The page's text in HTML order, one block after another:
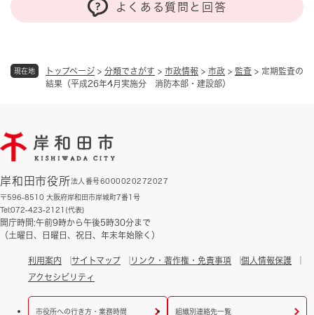
現在地 トップページ > 分類でさがす > 市政情報 > 市政 > 監査 > 定期監査の
結果（平成26年4月実施分 消防本部・建設部）
よくある質問と回答
岸和田市役所法人番号6000020272027
〒596-8510 大阪府岸和田市岸城町7番1号
Tel:072-423-2121(代表)
開庁時間:午前9時から午後5時30分まで
（土曜日、日曜日、祝日、年末年始除く）
利用案内 サイトマップ リンク・著作権・免責事項
個人情報保護
アクセシビリティ
市役所への行き方・業務時間 組織別連絡先一覧